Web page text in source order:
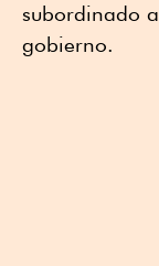
subordinado
gobierno.